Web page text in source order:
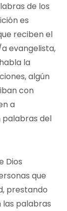
de los
es
reciben el
evangelista,
la
algún
con
a
palabras del
Dios
que
prestando
las palabras